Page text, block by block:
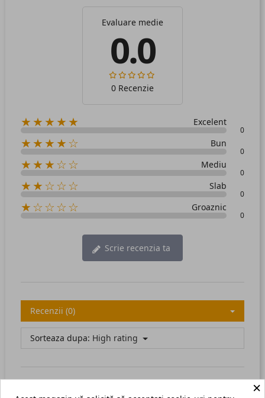
Evaluare medie
0.0
0 Recenzie
★★★★★ Excelent
0
★★★★☆ Bun
0
★★★☆☆ Mediu
0
★★☆☆☆ Slab
0
★☆☆☆☆ Groaznic
0
Scrie recenzia ta
Recenzii (0)
Sorteaza dupa: High rating
×